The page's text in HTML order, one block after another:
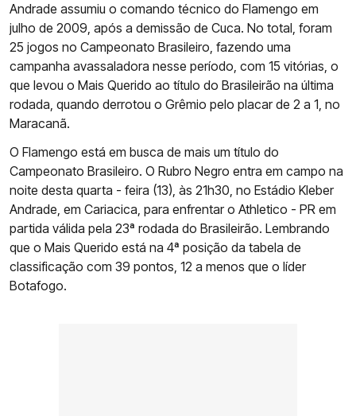
Andrade assumiu o comando técnico do Flamengo em
julho de 2009, após a demissão de Cuca. No total, foram
25 jogos no Campeonato Brasileiro, fazendo uma
campanha avassaladora nesse período, com 15 vitórias, o
que levou o Mais Querido ao título do Brasileirão na última
rodada, quando derrotou o Grêmio pelo placar de 2 a 1, no
Maracanã.
O Flamengo está em busca de mais um título do
Campeonato Brasileiro. O Rubro Negro entra em campo na
noite desta quarta - feira (13), às 21h30, no Estádio Kleber
Andrade, em Cariacica, para enfrentar o Athletico - PR em
partida válida pela 23ª rodada do Brasileirão. Lembrando
que o Mais Querido está na 4ª posição da tabela de
classificação com 39 pontos, 12 a menos que o líder
Botafogo.